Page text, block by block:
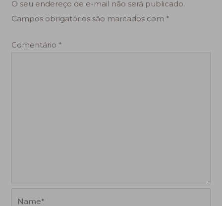
O seu endereço de e-mail não será publicado.
Campos obrigatórios são marcados com *
Comentário *